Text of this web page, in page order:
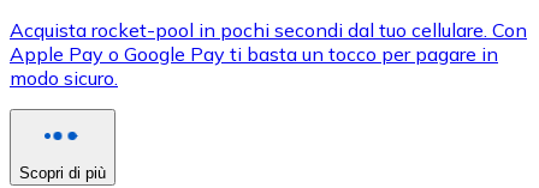
XRP
XRP
Vedi tutto
Acquista rocket-pool in pochi secondi dal tuo cellulare. Con
Apple Pay o Google Pay ti basta un tocco per pagare in
modo sicuro.
Scopri di più